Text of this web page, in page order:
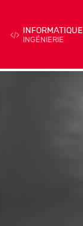
INFORMATIQUE
INGÉNIERIE